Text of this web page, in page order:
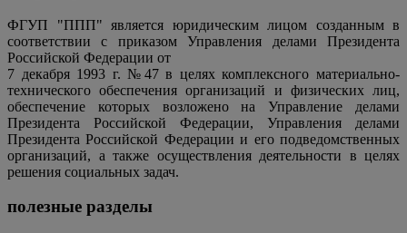
ФГУП "ППП" является юридическим лицом созданным в
соответствии с приказом Управления делами Президента
Российской Федерации от
7 декабря 1993 г. №47 в целях комплексного материально-
технического обеспечения организаций и физических лиц,
обеспечение которых возложено на Управление делами
Президента Российской Федерации, Управления делами
Президента Российской Федерации и его подведомственных
организаций, а также осуществления деятельности в целях
решения социальных задач.
полезные разделы